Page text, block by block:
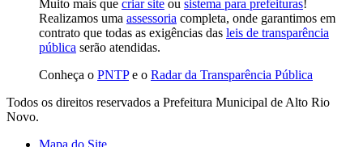
Muito mais que criar site ou sistema para prefeituras!
Realizamos uma assessoria completa, onde garantimos em
contrato que todas as exigências das leis de transparência
pública serão atendidas.
Conheça o PNTPe o Radar da Transparência Pública
Todos os direitos reservados a Prefeitura Municipal de Alto Rio
Novo.